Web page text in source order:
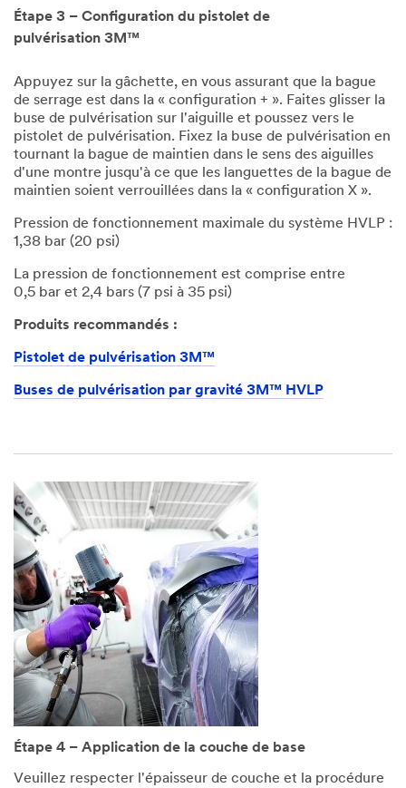
Étape 3 – Configuration du pistolet de
pulvérisation 3M™
Appuyez sur la gâchette, en vous assurant que la bague
de serrage est dans la « configuration + ». Faites glisser la
buse de pulvérisation sur l'aiguille et poussez vers le
pistolet de pulvérisation. Fixez la buse de pulvérisation en
tournant la bague de maintien dans le sens des aiguilles
d'une montre jusqu'à ce que les languettes de la bague de
maintien soient verrouillées dans la « configuration X ».
Pression de fonctionnement maximale du système HVLP :
1,38 bar (20 psi)
La pression de fonctionnement est comprise entre
0,5 bar et 2,4 bars (7 psi à 35 psi)
Produits recommandés :
Pistolet de pulvérisation 3M™
Buses de pulvérisation par gravité 3M™ HVLP
Étape 4 – Application de la couche de base
Veuillez respecter l'épaisseur de couche et la procédure